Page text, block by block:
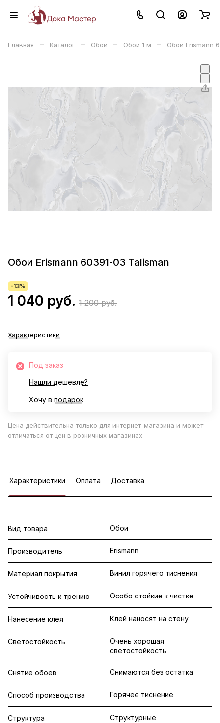
Главная – Каталог – Обои – Обои 1 м – Обои Erismann
Обои Erismann 60391-03 Talisman
-13%
1 040 руб. 1 200 руб.
Характеристики
Под заказ
Нашли дешевле?
Хочу в подарок
Цена действительна только для интернет-магазина и может
отличаться от цен в розничных магазинах
Характеристики Оплата Доставка
Вид товара Обои
Производитель Erismann
Материал покрытия Винил горячего тиснения
Устойчивость к трению Особо стойкие к чистке
Нанесение клея Клей наносят на стену
Светостойкость
Очень хорошая
светостойкость
Снятие обоев Снимаются без остатка
Способ производства Горячее тиснение
Структура Структурные